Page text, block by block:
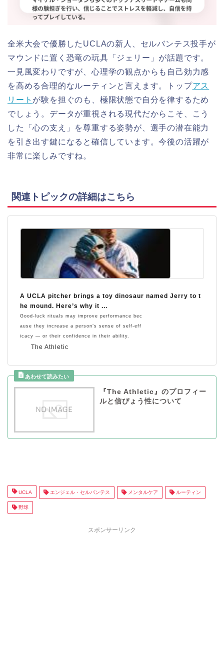
全米大会で優勝したUCLAの新人、セルバンテス投手が
マウンドに置く恐竜の玩具「ジェリー」が話題です。
一見風変わりですが、心理学の観点からも自己効力感
を高める合理的なルーティンと言えます。トップアス
リート が験を担ぐのも、極限状態で自分を律するため
でしょう。データが重視される現代だからこそ、こう
した「心の支え」を尊重する姿勢が、選手の潜在能力
を引き出す鍵になると確信しています。今後の活躍が
非常に楽しみですね。
関連トピックの詳細はこちら
The Athletic
A UCLA pitcher brings a toy dinosaur named Jerry to t
he mound. Here’s why it ...
Good-luck rituals may improve performance bec
ause they increase a person’s sense of self-eff
icacy — or their confidence in their ability.
『The Athletic』のプロフィー
ルと信ぴょう性について
UCLA エンジェル・セルバンテス メンタルケア ルーティン
野球
スポンサーリンク